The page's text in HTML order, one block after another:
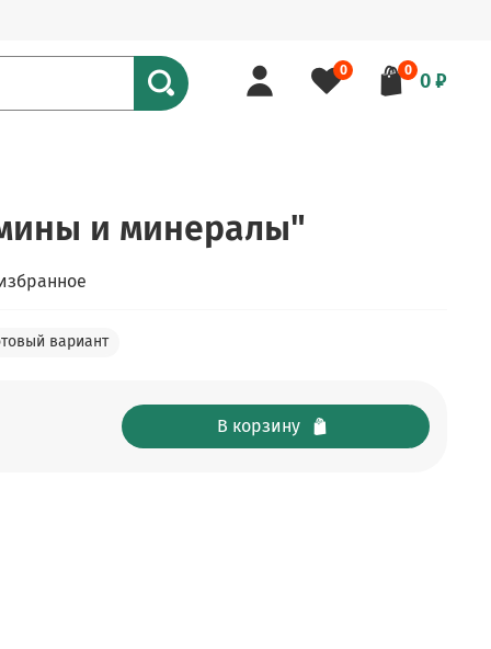
0 0 0 ₽
и минералы"
вариант
В корзину